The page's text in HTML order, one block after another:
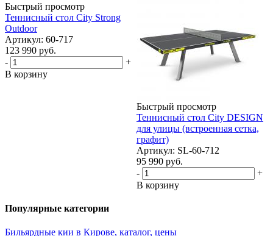
Быстрый просмотр
Теннисный стол City Strong
Outdoor
Артикул: 60-717
123 990 руб.
-
+
В корзину
Быстрый просмотр
Теннисный стол City DESIGN
для улицы (встроенная сетка,
графит)
Артикул: SL-60-712
95 990 руб.
-
+
В корзину
Популярные категории
Бильярдные кии в Кирове, каталог, цены